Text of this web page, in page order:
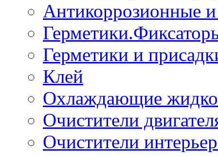
Антикоррозионные
Герметики и
Клей
Охлаждающие
Очистители
Очистители